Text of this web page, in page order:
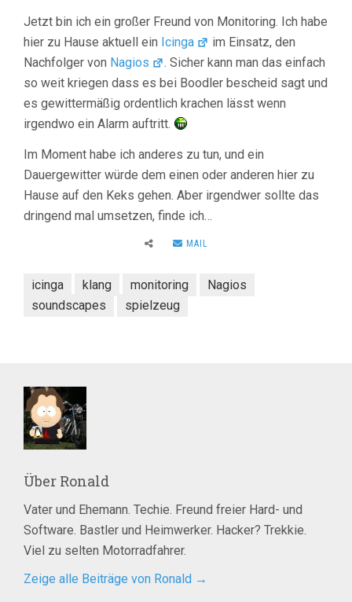
Jetzt bin ich ein großer Freund von Monitoring. Ich habe
hier zu Hause aktuell ein Icinga
im Einsatz, den
Nachfolger von Nagios
. Sicher kann man das einfach
so weit kriegen dass es bei Boodler bescheid sagt und
es gewittermäßig ordentlich krachen lässt wenn
irgendwo ein Alarm auftritt.
Im Moment habe ich anderes zu tun, und ein
Dauergewitter würde dem einen oder anderen hier zu
Hause auf den Keks gehen. Aber irgendwer sollte das
dringend mal umsetzen, finde ich…
MAIL
icinga klang monitoring
Nagios
soundscapes
spielzeug
Über Ronald
Vater und Ehemann. Techie. Freund freier Hard- und
Software. Bastler und Heimwerker. Hacker? Trekkie.
Viel zu selten Motorradfahrer.
Zeige alle Beiträge von Ronald →